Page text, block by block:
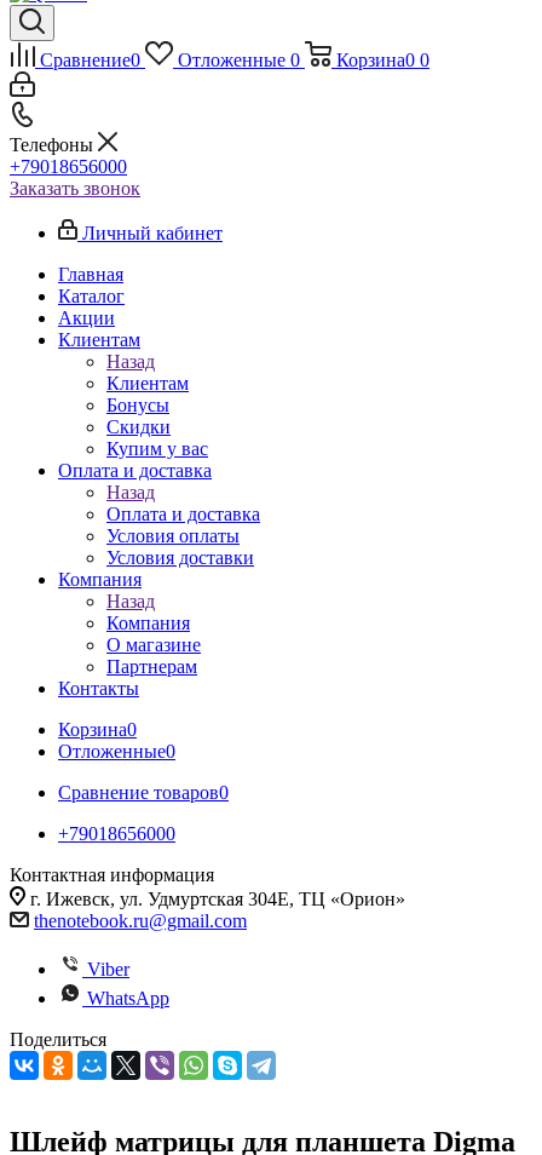
Сравнение0 Отложенные 0 Корзина0 0
Телефоны
+79018656000
Заказать звонок
Личный кабинет
Главная
Каталог
Акции
Клиентам
Назад
Клиентам
Бонусы
Скидки
Купим у вас
Оплата и доставка
Назад
Оплата и доставка
Условия оплаты
Условия доставки
Компания
Назад
Компания
О магазине
Партнерам
Контакты
Корзина0
Отложенные0
Сравнение товаров0
+79018656000
Контактная информация
г. Ижевск, ул. Удмуртская 304Е, ТЦ «Орион»
thenotebook.ru@gmail.com
Viber
WhatsApp
Поделиться
Шлейф матрицы для планшета Digma